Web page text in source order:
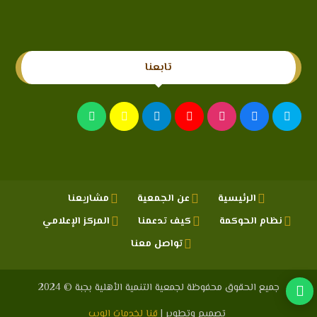
تابعنا
الرئيسية عن الجمعية
مشاريعنا
نظام الحوكمة
كيف تدعمنا
المركز الإعلامي
تواصل معنا
جميع الحقوق محفوظة لجمعية التنمية الأهلية بجبة © 2024